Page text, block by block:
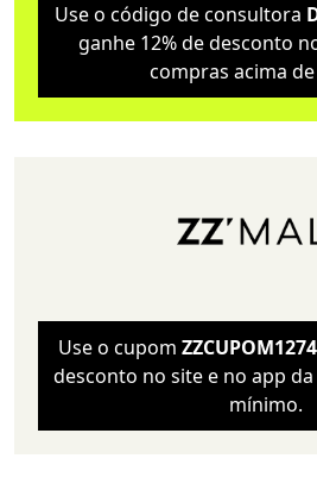
Use o código de consultora
ganhe 12% de desconto
compras acima de
Use o cupom
desconto no site e no app
mínimo.